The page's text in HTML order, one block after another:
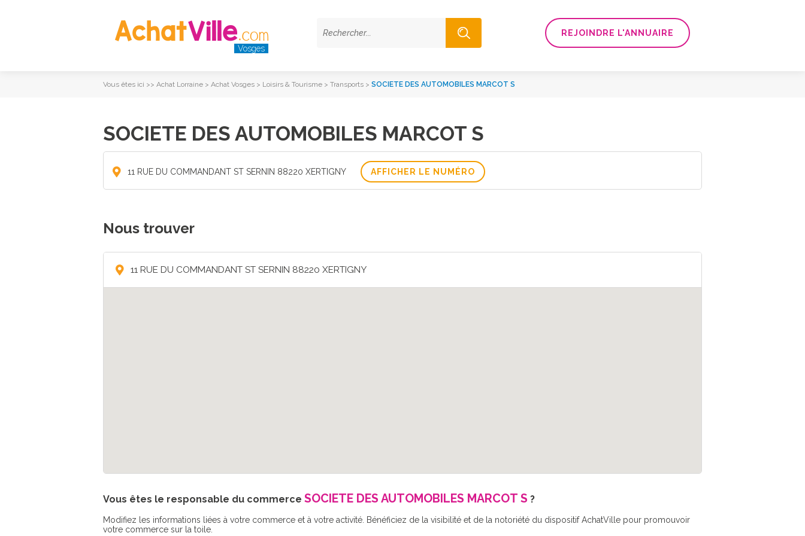
Vosges
REJOINDRE L'ANNUAIRE
Vous êtes ici >> Achat Lorraine > Achat Vosges > Loisirs & Tourisme > Transports > SOCIETE DES AUTOMOBILES MARCOT S
SOCIETE DES AUTOMOBILES MARCOT S
11 RUE DU COMMANDANT ST SERNIN 88220 XERTIGNY AFFICHER LE NUMÉRO
Nous trouver
11 RUE DU COMMANDANT ST SERNIN 88220 XERTIGNY
Vous êtes le responsable du commerce SOCIETE DES AUTOMOBILES MARCOT S ?
Modifiez les informations liées à votre commerce et à votre activité. Bénéficiez de la visibilité et de la notoriété du dispositif AchatVille pour promouvoir
votre commerce sur la toile.